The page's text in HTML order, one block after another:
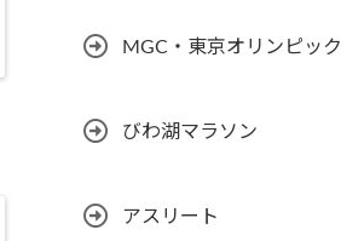
MGC・東京オリンピック
びわ湖マラソン
アスリート